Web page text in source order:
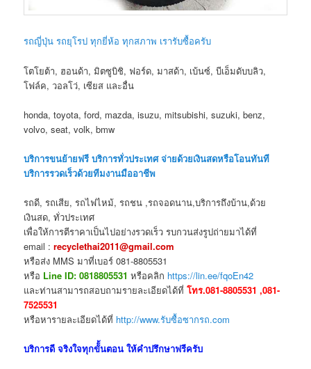
รถญี่ปุ่น รถยุโรป ทุกยี่ห้อ ทุกสภาพ เรารับซื้อครับ
โตโยต้า, ฮอนด้า, มิตซูบิชิ, ฟอร์ด, มาสด้า, เบ้นซ์, บีเอ็มดับบลิว,
โฟล์ค, วอลโว่, เซียส และอื่น
honda, toyota, ford, mazda, isuzu, mitsubishi, suzuki, benz,
volvo, seat, volk, bmw
บริการขนย้ายฟรี บริการทั่วประเทศ จ่ายด้วยเงินสดหรือโอนทันที
บริการรวดเร็วด้วยทีมงานมืออาชีพ
รถดี, รถเสีย, รถไฟไหม้, รถชน ,รถจอดนาน,บริการถึงบ้าน,ด้วย
เงินสด, ทั่วประเทศ
เพื่อให้การตีราคาเป็นไปอย่างรวดเร็ว รบกวนส่งรูปถ่ายมาได้ที่
email : recyclethai2011@gmail.com
หรือส่ง MMS มาที่เบอร์ 081-8805531
หรือ Line ID: 0818805531หรือคลิก https://lin.ee/fqoEn42
และท่านสามารถสอบถามรายละเอียดได้ที่โทร.081-8805531 ,081-
7525531
หรือหารายละเอียดได้ที่ http://www.รับซื้อซากรถ.com
บริการดี จริงใจทุกขัั้นตอน ให้คำปรึกษาฟรีครับ